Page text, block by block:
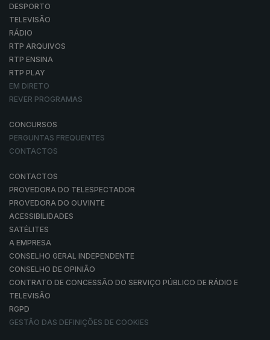
DESPORTO
TELEVISÃO
RÁDIO
RTP ARQUIVOS
RTP ENSINA
RTP PLAY
EM DIRETO
REVER PROGRAMAS
CONCURSOS
PERGUNTAS FREQUENTES
CONTACTOS
CONTACTOS
PROVEDORA DO TELESPECTADOR
PROVEDORA DO OUVINTE
ACESSIBILIDADES
SATÉLITES
A EMPRESA
CONSELHO GERAL INDEPENDENTE
CONSELHO DE OPINIÃO
CONTRATO DE CONCESSÃO DO SERVIÇO PÚBLICO DE RÁDIO E
TELEVISÃO
RGPD
GESTÃO DAS DEFINIÇÕES DE COOKIES